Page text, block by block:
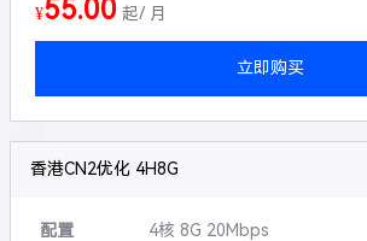
¥55.00 起/ 月
立即购买
香港CN2优化 4H8G
配置 4核 8G 20Mbps